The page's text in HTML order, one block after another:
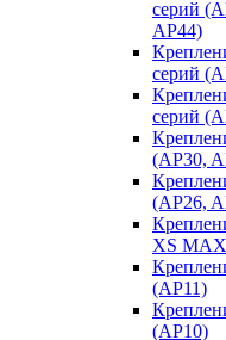
серий
AP44)
серий
серий
(AP30,
(AP26,
XS
(AP11)
(AP10)